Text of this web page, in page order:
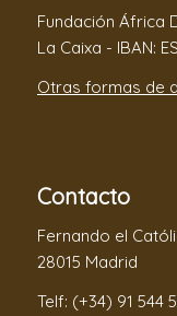
Fundación África
La Caixa - IBAN:
Otras formas de
Contacto
Fernando el
28015 Madrid
Telf: (+34) 91 544